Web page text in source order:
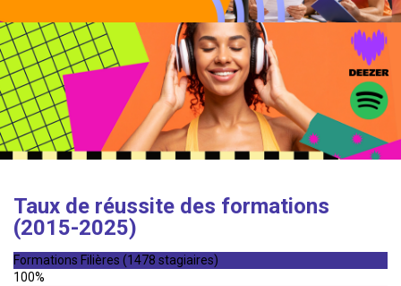
Taux de réussite des formations
(2015-2025)
Formations Filières (1478 stagiaires)
100%